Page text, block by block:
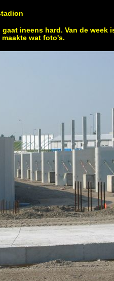
ineens hard. Van de week
wat foto's.